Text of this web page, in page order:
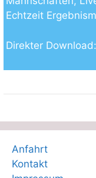
Echtzeit
Direkter Download:
Anfahrt
Kontakt